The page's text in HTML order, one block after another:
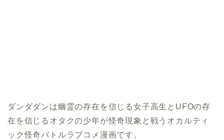
ダンダダンは幽霊の存在を信じる女子高生とUFOの存
在を信じるオタクの少年が怪奇現象と戦うオカルティ
ック怪奇バトルラブコメ漫画です。